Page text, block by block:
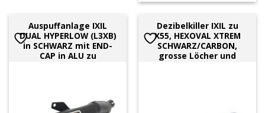
Auspuffanlage IXIL
DUAL HYPERLOW (L3XB)
in SCHWARZ mit END-
CAP in ALU zu
Dezibelkiller IXIL zu
X55, HEXOVAL XTREM
SCHWARZ/CARBON,
grosse Löcher und